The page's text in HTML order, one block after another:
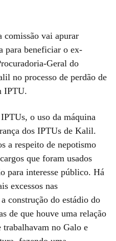
comissão vai apurar
para beneficiar o ex-
Geral do
no processo de perdão de
IPTU.
o uso da máquina
dos IPTUs de Kalil.
a respeito de nepotismo
que foram usados
para interesse público. Há
excessos nas
construção do estádio do
de que houve uma relação
trabalhavam no Galo e